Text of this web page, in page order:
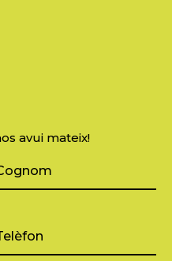
avui mateix!